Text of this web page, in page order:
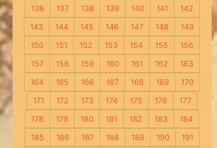
136
137 138 139 140 141
142
143
144 145 146 147 148
149
150
151 152 153 154 155
156
157
158 159 160 161 162
163
164
165 166 167 168 169
170
171
172 173 174 175 176
177
178
179 180 181 182 183
184
185
186 187 188 189 190
191